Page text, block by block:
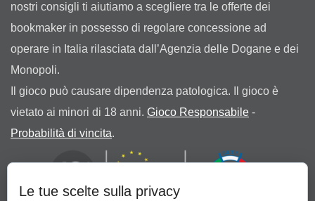
nostri consigli ti aiutiamo a scegliere tra le offerte dei
bookmaker in possesso di regolare concessione ad
operare in Italia rilasciata dall’Agenzia delle Dogane e dei
Monopoli.
Il gioco può causare dipendenza patologica. Il gioco è
vietato ai minori di 18 anni. Gioco Responsabile -
Probabilità di vincita.
Le tue scelte sulla privacy